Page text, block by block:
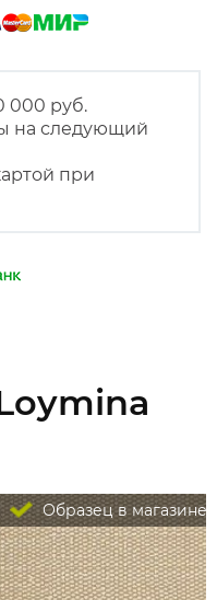
000 руб.
на следующий
при
Образец в магазине